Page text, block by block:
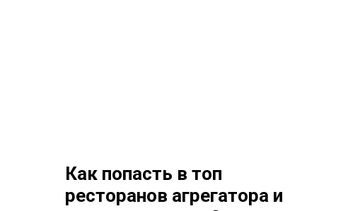
Как попасть в топ
ресторанов агрегатора и